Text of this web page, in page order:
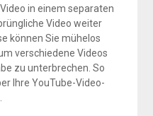
in einem separaten
Video weiter
können Sie mühelos
verschiedene Videos
zu unterbrechen. So
Ihre YouTube-Video-